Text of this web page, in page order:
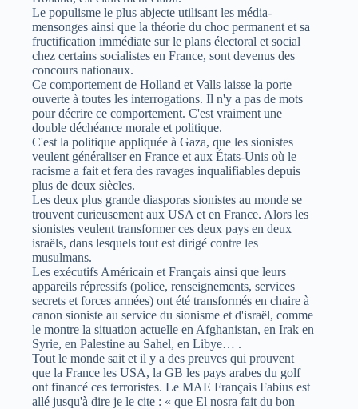
Le populisme le plus abjecte utilisant les média-
mensonges ainsi que la théorie du choc permanent et sa
fructification immédiate sur le plans électoral et social
chez certains socialistes en France, sont devenus des
concours nationaux.
Ce comportement de Holland et Valls laisse la porte
ouverte à toutes les interrogations. Il n'y a pas de mots
pour décrire ce comportement. C'est vraiment une
double déchéance morale et politique.
C'est la politique appliquée à Gaza, que les sionistes
veulent généraliser en France et aux États-Unis où le
racisme a fait et fera des ravages inqualifiables depuis
plus de deux siècles.
Les deux plus grande diasporas sionistes au monde se
trouvent curieusement aux USA et en France. Alors les
sionistes veulent transformer ces deux pays en deux
israëls, dans lesquels tout est dirigé contre les
musulmans.
Les exécutifs Américain et Français ainsi que leurs
appareils répressifs (police, renseignements, services
secrets et forces armées) ont été transformés en chaire à
canon sioniste au service du sionisme et d'israël, comme
le montre la situation actuelle en Afghanistan, en Irak en
Syrie, en Palestine au Sahel, en Libye… .
Tout le monde sait et il y a des preuves qui prouvent
que la France les USA, la GB les pays arabes du golf
ont financé ces terroristes. Le MAE Français Fabius est
allé jusqu'à dire je le cite : « que El nosra fait du bon